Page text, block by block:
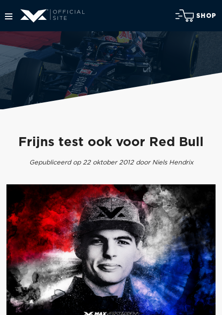
SHOP
Frijns test ook voor Red Bull
Gepubliceerd op 22 oktober 2012 door Niels Hendrix